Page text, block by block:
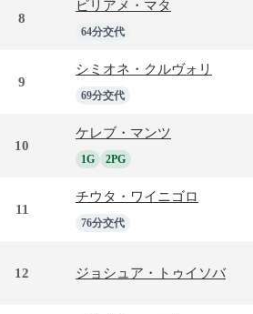
8
ビリアメ・マタ
64分交代
9
シミオネ・クルヴォリ
69分交代
10
ケレブ・マンツ
1G 2PG
11
チウタ・ワイニゴロ
76分交代
12 ジョシュア・トゥイソバ